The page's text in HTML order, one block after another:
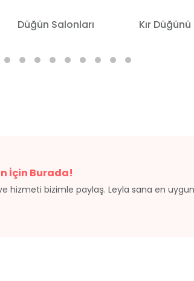
Düğün Salonları Kır
İçin Burada!
hizmeti bizimle paylaş. Leyla sana en